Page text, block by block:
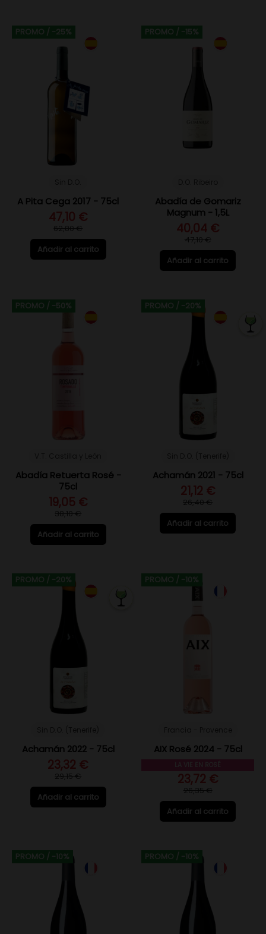
PROMO / -25%
A Pita Cega 2017 - 75cl
47,10 €
62,80 €
Añadir al carrito
PROMO / -15%
Abadía de Gomariz
Magnum - 1,5L
40,04 €
47,10 €
Añadir al carrito
PROMO / -50%
Abadía Retuerta Rosé -
75cl
19,05 €
38,10 €
Añadir al carrito
PROMO / -20%
Achamán 2021 - 75cl
21,12 €
26,40 €
Añadir al carrito
PROMO / -20%
Achamán 2022 - 75cl
23,32 €
29,15 €
Añadir al carrito
PROMO / -10%
AIX Rosé 2024 - 75cl
23,72 €
26,35 €
Añadir al carrito
PROMO / -10% PROMO / -10%